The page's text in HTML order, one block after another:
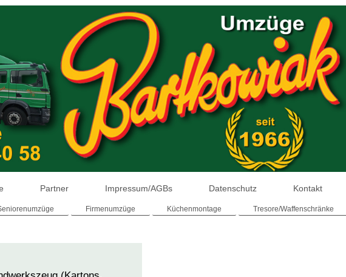
Partner Impressum/AGBs Datenschutz Kontakt
Firmenumzüge Küchenmontage Tresore/Waffenschränke